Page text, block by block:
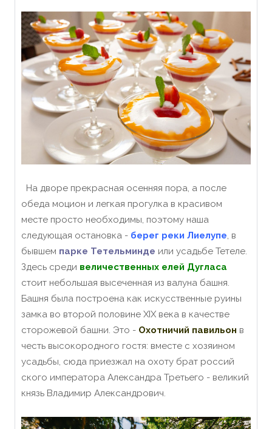
На дворе прекрасная осенняя пора, а после
обеда моцион и легкая прогулка в красивом
месте просто необходимы, поэтому наша
следующая остановка - берег реки Лиелупе, в
бывшем парке Тетельминде или усадьбе Тетеле.
Здесь среди величественных елей Дугласа
стоит небольшая высеченная из валуна башня.
Башня была построена как искусственные руины
замка во второй половине XIX века в качестве
сторожевой башни. Это - Охотничий павильон в
честь высокородного гостя: вместе с хозяином
усадьбы, сюда приезжал на охоту брат россий
ского императора Александра Третьего - великий
князь Владимир Александрович.